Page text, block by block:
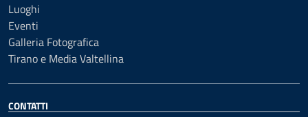
Luoghi
Eventi
Galleria Fotografica
Tirano e Media Valtellina
CONTATTI